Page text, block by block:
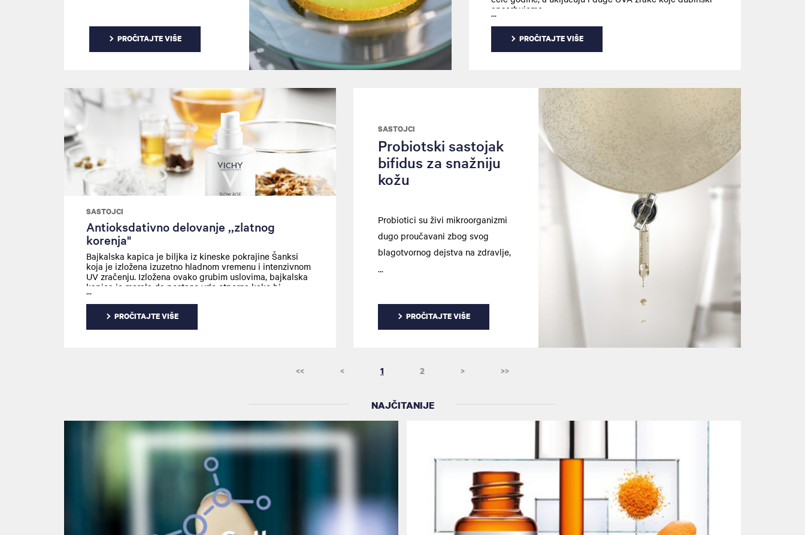
PROČITAJTE VIŠE
apsorbujemo.
PROČITAJTE VIŠE
SASTOJCI
Antioksdativno delovanje ,,zlatnog
korenja"
Bajkalska kapica je biljka iz kineske pokrajine Šanksi
koja je izložena izuzetno hladnom vremenu i intenzivnom
UV zračenju. Izložena ovako grubim uslovima, bajkalska
kapica je morala da postane vrlo otporna kako bi
preživela. Tako je i njeno korenje postalo neverovatno
snažno i dobilo je naziv ,,zlatno korenje".
PROČITAJTE VIŠE
SASTOJCI
Probiotski sastojak
bifidus za snažniju
kožu
Probiotici su živi mikroorganizmi
dugo proučavani zbog svog
blagotvornog dejstva na zdravlje,
bakterija Bifidobacterium
Longum. Vichy je predstavio
formulaciji.
PROČITAJTE VIŠE
<< < 1 2 > >>
NAJČITANIJE